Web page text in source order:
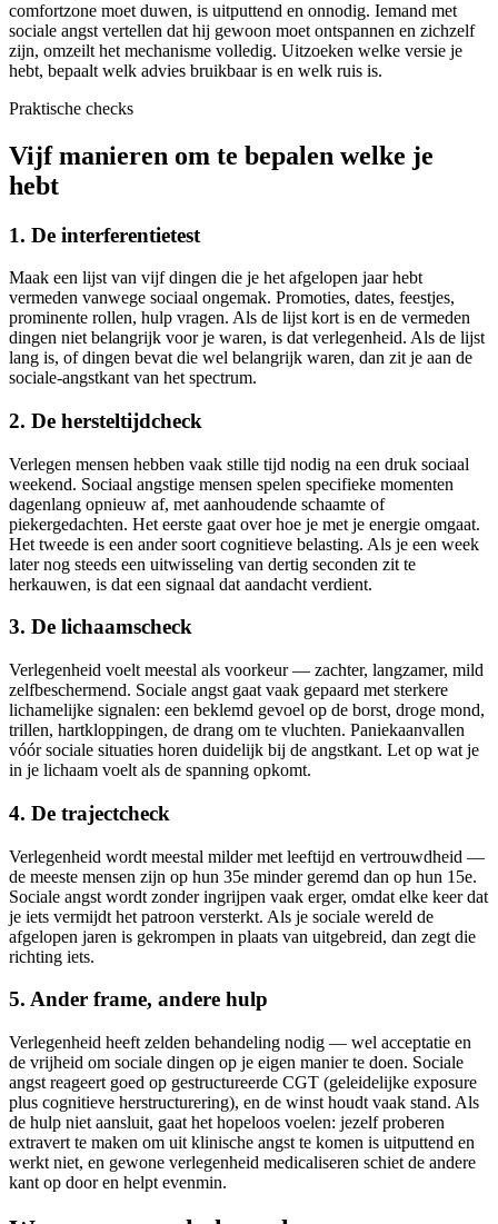
comfortzone moet duwen, is uitputtend en onnodig. Iemand met
sociale angst vertellen dat hij gewoon moet ontspannen en zichzelf
zijn, omzeilt het mechanisme volledig. Uitzoeken welke versie je
hebt, bepaalt welk advies bruikbaar is en welk ruis is.
Praktische checks
Vijf manieren om te bepalen welke je
hebt
1. De interferentietest
Maak een lijst van vijf dingen die je het afgelopen jaar hebt
vermeden vanwege sociaal ongemak. Promoties, dates, feestjes,
prominente rollen, hulp vragen. Als de lijst kort is en de vermeden
dingen niet belangrijk voor je waren, is dat verlegenheid. Als de lijst
lang is, of dingen bevat die wel belangrijk waren, dan zit je aan de
sociale-angstkant van het spectrum.
2. De hersteltijdcheck
Verlegen mensen hebben vaak stille tijd nodig na een druk sociaal
weekend. Sociaal angstige mensen spelen specifieke momenten
dagenlang opnieuw af, met aanhoudende schaamte of
piekergedachten. Het eerste gaat over hoe je met je energie omgaat.
Het tweede is een ander soort cognitieve belasting. Als je een week
later nog steeds een uitwisseling van dertig seconden zit te
herkauwen, is dat een signaal dat aandacht verdient.
3. De lichaamscheck
Verlegenheid voelt meestal als voorkeur — zachter, langzamer, mild
zelfbeschermend. Sociale angst gaat vaak gepaard met sterkere
lichamelijke signalen: een beklemd gevoel op de borst, droge mond,
trillen, hartkloppingen, de drang om te vluchten. Paniekaanvallen
vóór sociale situaties horen duidelijk bij de angstkant. Let op wat je
in je lichaam voelt als de spanning opkomt.
4. De trajectcheck
Verlegenheid wordt meestal milder met leeftijd en vertrouwdheid —
de meeste mensen zijn op hun 35e minder geremd dan op hun 15e.
Sociale angst wordt zonder ingrijpen vaak erger, omdat elke keer dat
je iets vermijdt het patroon versterkt. Als je sociale wereld de
afgelopen jaren is gekrompen in plaats van uitgebreid, dan zegt die
richting iets.
5. Ander frame, andere hulp
Verlegenheid heeft zelden behandeling nodig — wel acceptatie en
de vrijheid om sociale dingen op je eigen manier te doen. Sociale
angst reageert goed op gestructureerde CGT (geleidelijke exposure
plus cognitieve herstructurering), en de winst houdt vaak stand. Als
de hulp niet aansluit, gaat het hopeloos voelen: jezelf proberen
extravert te maken om uit klinische angst te komen is uitputtend en
werkt niet, en gewone verlegenheid medicaliseren schiet de andere
kant op door en helpt evenmin.